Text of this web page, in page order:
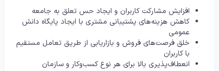
افزایش مشارکت کاربران و ایجاد حس تعلق به جامعه
کاهش هزینه‌های پشتیبانی مشتری با ایجاد پایگاه دانش
عمومی
خلق فرصت‌های فروش و بازاریابی از طریق تعامل مستقیم
با کاربران
انعطاف‌پذیری بالا برای هر نوع کسب‌وکار و سازمان